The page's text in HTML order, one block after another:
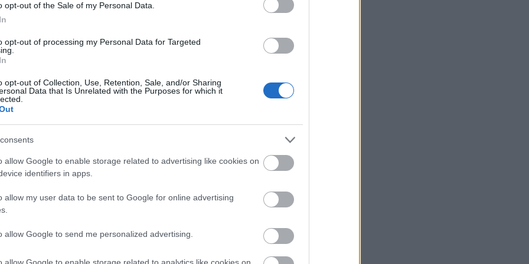
opt-out of the Sale of my Personal Data.
opt-out of processing my Personal Data for Targeted
opt-out of Collection, Use, Retention, Sale, and/or Sharing
Data that Is Unrelated with the Purposes for which it
allow Google to enable storage related to advertising like cookies on
identifiers in apps.
allow my user data to be sent to Google for online advertising
allow Google to send me personalized advertising.
allow Google to enable storage related to analytics like cookies on
óránkénti 100 kilométeres, Fonyódon
szélműszerei. Arról is írtak, hogy a gyors
a kora délutáni 30 Celsius-fokról hirtelen 20
kidőlt fák kísérték, a Balaton felett pedig
vízfüggöny jelensége is.